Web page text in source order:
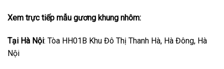
Xem trực tiếp mẫu gương khung nhôm:
Tại Hà Nội: Tòa HH01B Khu Đô Thị Thanh Hà, Hà Đông, Hà
Nội